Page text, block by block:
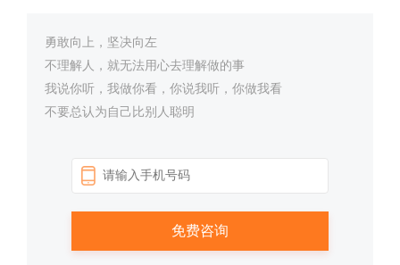
勇敢向上，坚决向左
不理解人，就无法用心去理解做的事
我说你听，我做你看，你说我听，你做我看
不要总认为自己比别人聪明